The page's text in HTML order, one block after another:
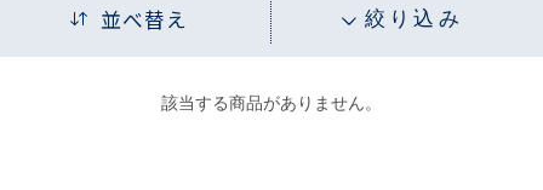
並べ替え 絞り込み
該当する商品がありません。